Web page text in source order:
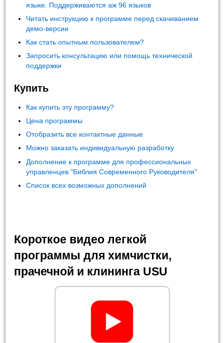
языке. Поддерживаются аж 96 языков
Читать инструкцию к программе перед скачиванием
демо-версии
Как стать опытным пользователем?
Запросить консультацию или помощь технической
поддержки
Купить
Как купить эту программу?
Цена программы
Отобразить все контактные данные
Можно заказать индивидуальную разработку
Дополнение к программе для профессиональных
управленцев "Библия Современного Руководителя"
Список всех возможных дополнений
Короткое видео легкой
программы для химчистки,
прачечной и клининга USU